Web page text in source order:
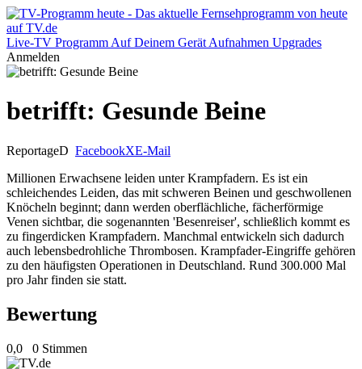
Live-TV Programm Auf Deinem Gerät Aufnahmen Upgrades
Anmelden
betrifft: Gesunde Beine
ReportageD FacebookXE-Mail
Millionen Erwachsene leiden unter Krampfadern. Es ist ein
schleichendes Leiden, das mit schweren Beinen und geschwollenen
Knöcheln beginnt; dann werden oberflächliche, fächerförmige
Venen sichtbar, die sogenannten 'Besenreiser', schließlich kommt es
zu fingerdicken Krampfadern. Manchmal entwickeln sich dadurch
auch lebensbedrohliche Thrombosen. Krampfader-Eingriffe gehören
zu den häufigsten Operationen in Deutschland. Rund 300.000 Mal
pro Jahr finden sie statt.
Bewertung
0,0 0 Stimmen